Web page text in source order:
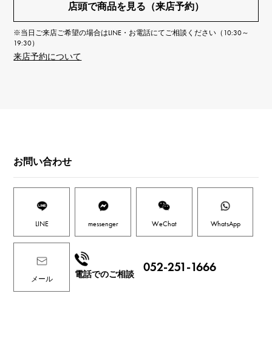
店頭で商品を見る（来店予約）
※当日ご来店ご希望の場合はLINE・お電話にてご相談ください（10:30～
19:30）
来店予約について
お問い合わせ
LINE messenger WeChat WhatsApp
メール 電話でのご相談
052-251-1666